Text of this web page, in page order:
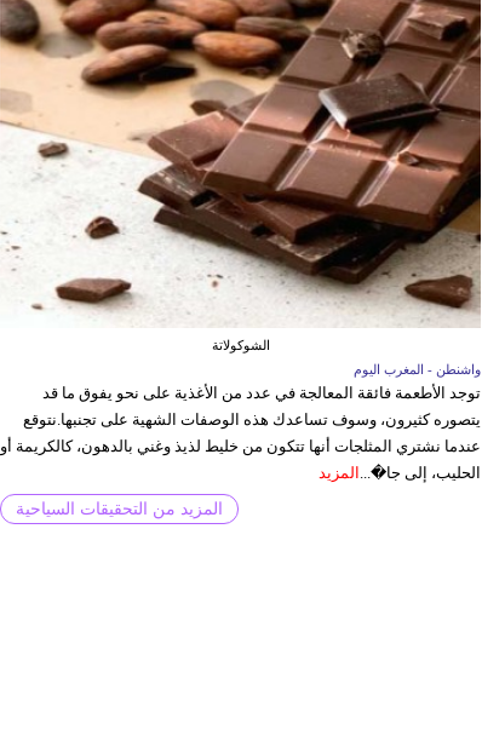
الشوكولاتة
واشنطن - المغرب اليوم
توجد الأطعمة فائقة المعالجة في عدد من الأغذية على نحو يفوق ما قد
يتصوره كثيرون، وسوف تساعدك هذه الوصفات الشهية على تجنبها.نتوقع
عندما نشتري المثلجات أنها تتكون من خليط لذيذ وغني بالدهون، كالكريمة أو
الحليب، إلى جا�... المزيد
المزيد من التحقيقات السياحية